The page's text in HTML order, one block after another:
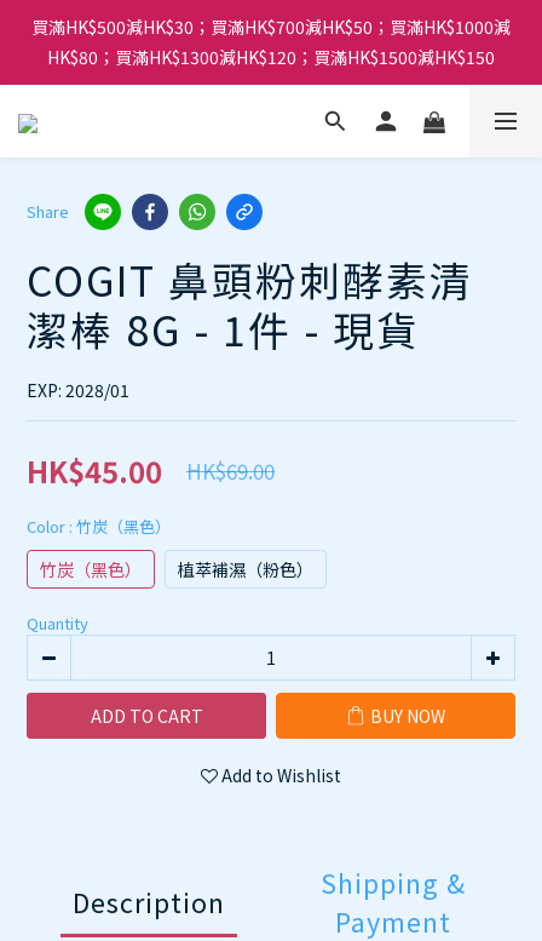
買滿HK$500減HK$30；買滿HK$700減HK$50；買滿HK$1000減
HK$80；買滿HK$1300減HK$120；買滿HK$1500減HK$150
Share
COGIT 鼻頭粉刺酵素清
潔棒 8G - 1件 - 現貨
EXP: 2028/01
HK$45.00 HK$69.00
Color : 竹炭（黑色）
竹炭（黑色） 植萃補濕（粉色）
Quantity
ADD TO CART BUY NOW
Add to Wishlist
Description
Shipping &
Payment